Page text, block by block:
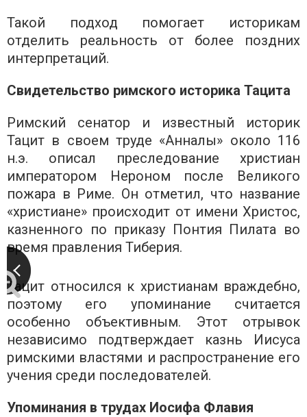
Такой подход помогает историкам
отделить реальность от более поздних
интерпретаций.
Свидетельство римского историка Тацита
Римский сенатор и известный историк
Тацит в своем труде «Анналы» около 116
н.э. описал преследование христиан
императором Нероном после Великого
пожара в Риме. Он отметил, что название
«христиане» происходит от имени Христос,
казненного по приказу Понтия Пилата во
время правления Тиберия.
Тацит относился к христианам враждебно,
поэтому его упоминание считается
особенно объективным. Этот отрывок
независимо подтверждает казнь Иисуса
римскими властями и распространение его
учения среди последователей.
Упоминания в трудах Иосифа Флавия